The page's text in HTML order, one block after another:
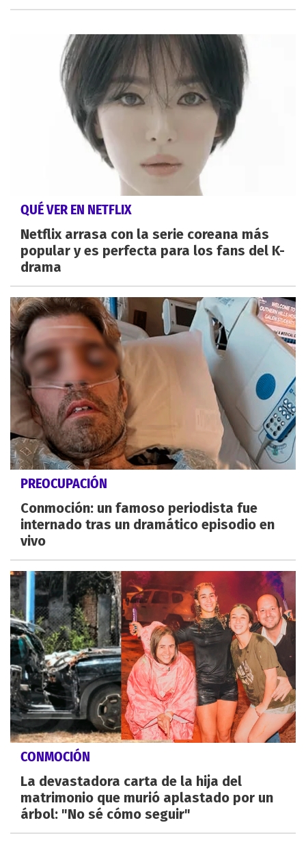
QUÉ VER EN NETFLIX
Netflix arrasa con la serie coreana más
popular y es perfecta para los fans del K-
drama
PREOCUPACIÓN
Conmoción: un famoso periodista fue
internado tras un dramático episodio en
vivo
CONMOCIÓN
La devastadora carta de la hija del
matrimonio que murió aplastado por un
árbol: "No sé cómo seguir"